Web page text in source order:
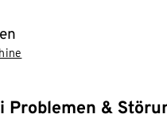
Problemen &